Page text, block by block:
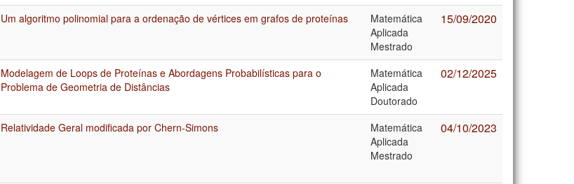
Um algoritmo polinomial para a ordenação de vértices em grafos de proteínas
Matemática
Aplicada
Mestrado
15/09/2020
Modelagem de Loops de Proteínas e Abordagens Probabilísticas para o
Problema de Geometria de Distâncias
Matemática
Aplicada
Doutorado
02/12/2025
Relatividade Geral modificada por Chern-Simons
Matemática
Aplicada
Mestrado
04/10/2023